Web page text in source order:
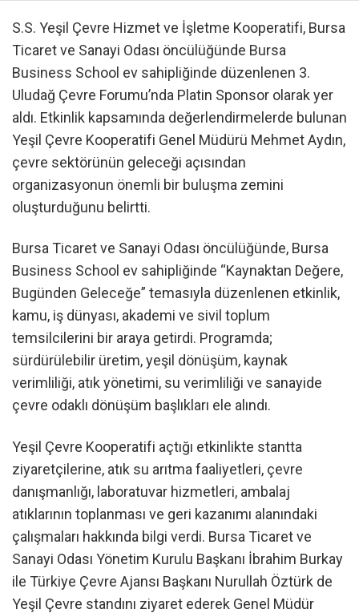
S.S. Yeşil Çevre Hizmet ve İşletme Kooperatifi, Bursa
Ticaret ve Sanayi Odası öncülüğünde Bursa
Business School ev sahipliğinde düzenlenen 3.
Uludağ Çevre Forumu’nda Platin Sponsor olarak yer
aldı. Etkinlik kapsamında değerlendirmelerde bulunan
Yeşil Çevre Kooperatifi Genel Müdürü Mehmet Aydın,
çevre sektörünün geleceği açısından
organizasyonun önemli bir buluşma zemini
oluşturduğunu belirtti.
Bursa Ticaret ve Sanayi Odası öncülüğünde, Bursa
Business School ev sahipliğinde “Kaynaktan Değere,
Bugünden Geleceğe” temasıyla düzenlenen etkinlik,
kamu, iş dünyası, akademi ve sivil toplum
temsilcilerini bir araya getirdi. Programda;
sürdürülebilir üretim, yeşil dönüşüm, kaynak
verimliliği, atık yönetimi, su verimliliği ve sanayide
çevre odaklı dönüşüm başlıkları ele alındı.
Yeşil Çevre Kooperatifi açtığı etkinlikte stantta
ziyaretçilerine, atık su arıtma faaliyetleri, çevre
danışmanlığı, laboratuvar hizmetleri, ambalaj
atıklarının toplanması ve geri kazanımı alanındaki
çalışmaları hakkında bilgi verdi. Bursa Ticaret ve
Sanayi Odası Yönetim Kurulu Başkanı İbrahim Burkay
ile Türkiye Çevre Ajansı Başkanı Nurullah Öztürk de
Yeşil Çevre standını ziyaret ederek Genel Müdür